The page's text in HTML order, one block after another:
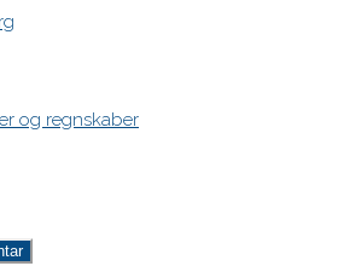
og regnskaber